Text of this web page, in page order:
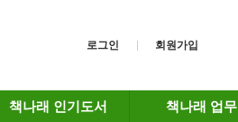
로그인 회원가입
책나래 인기도서 책나래 업무